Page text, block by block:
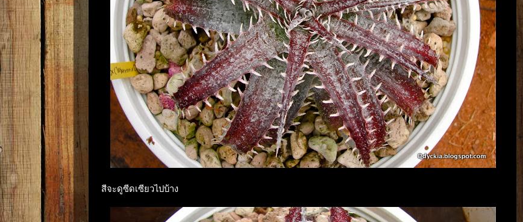
สีจะดูซีดเซียวไปบ้าง